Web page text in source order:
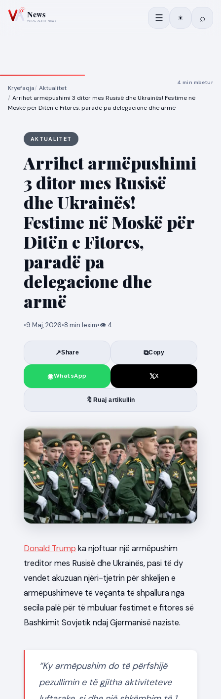
☰ ☀ ⌕
4 min mbetur
Kryefaqja
Aktualitet
Arrihet armëpushimi 3 ditor mes Rusisë dhe Ukrainës! Festime në
Moskë për Ditën e Fitores, paradë pa delegacione dhe armë
AKTUALITET
Arrihet armëpushimi
3 ditor mes Rusisë
dhe Ukrainës!
Festime në Moskë për
Ditën e Fitores,
paradë pa
delegacione dhe
armë
•9 Maj, 2026•8 min lexim•👁 4
↗Share ⧉Copy
◉WhatsApp 𝕏X
🔖 Ruaj artikullin
Donald Trump ka njoftuar një armëpushim
treditor mes Rusisë dhe Ukrainës, pasi të dy
vendet akuzuan njëri-tjetrin për shkeljen e
armëpushimeve të veçanta të shpallura nga
secila palë për të mbuluar festimet e fitores së
Bashkimit Sovjetik ndaj Gjermanisë naziste.
“Ky armëpushim do të përfshijë
pezullimin e të gjitha aktiviteteve